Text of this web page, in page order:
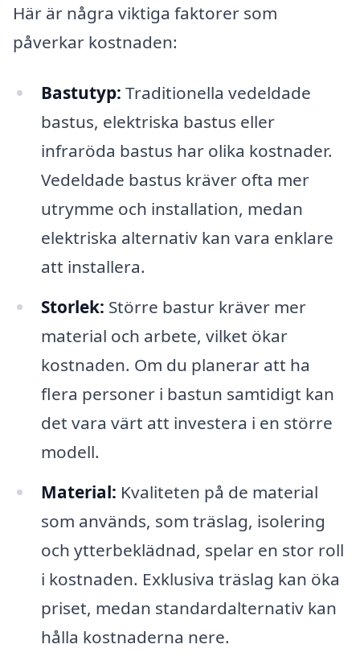
Här är några viktiga faktorer som
påverkar kostnaden:
Bastutyp: Traditionella vedeldade
bastus, elektriska bastus eller
infraröda bastus har olika kostnader.
Vedeldade bastus kräver ofta mer
utrymme och installation, medan
elektriska alternativ kan vara enklare
att installera.
Storlek: Större bastur kräver mer
material och arbete, vilket ökar
kostnaden. Om du planerar att ha
flera personer i bastun samtidigt kan
det vara värt att investera i en större
modell.
Material: Kvaliteten på de material
som används, som träslag, isolering
och ytterbeklädnad, spelar en stor roll
i kostnaden. Exklusiva träslag kan öka
priset, medan standardalternativ kan
hålla kostnaderna nere.